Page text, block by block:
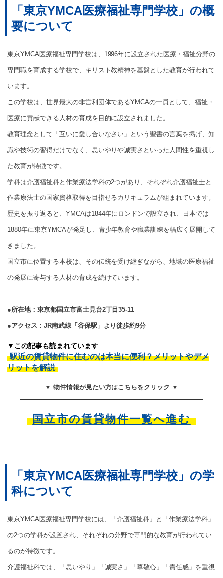
「東京YMCA医療福祉専門学校」の概
要について
東京YMCA医療福祉専門学校は、1996年に設立された医療・福祉分野の
専門職を育成する学校で、キリスト教精神を基盤とした教育が行われて
います。
この学校は、世界最大の非営利団体であるYMCAの一員として、福祉・
医療に貢献できる人材の育成を目的に設立されました。
教育理念として「互いに愛し合いなさい」という聖書の言葉を掲げ、知
識や技術の習得だけでなく、思いやりや誠実さといった人間性を重視し
た教育が特徴です。
学科は介護福祉科と作業療法学科の2つがあり、それぞれ介護福祉士と
作業療法士の国家資格取得を目指せるカリキュラムが組まれています。
歴史を振り返ると、YMCAは1844年にロンドンで設立され、日本では
1880年に東京YMCAが発足し、青少年教育や職業訓練を幅広く展開して
きました。
国立市に位置する本校は、その伝統を受け継ぎながら、地域の医療福祉
の発展に寄与する人材の育成を続けています。
●所在地：東京都国立市富士見台2丁目35-11
●アクセス：JR南武線「谷保駅」より徒歩約9分
▼この記事も読まれています
駅近の賃貸物件に住むのは本当に便利？メリットやデメ
リットを解説
▼ 物件情報が見たい方はこちらをクリック ▼
国立市の賃貸物件一覧へ進む
「東京YMCA医療福祉専門学校」の学
科について
東京YMCA医療福祉専門学校には、「介護福祉科」と「作業療法学科」
の2つの学科が設置され、それぞれの分野で専門的な教育が行われてい
るのが特徴です。
介護福祉科では、「思いやり」「誠実さ」「尊敬心」「責任感」を重視